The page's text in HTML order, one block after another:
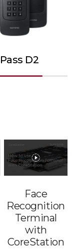
D2
Face
Recognition
Terminal
with
CoreStation